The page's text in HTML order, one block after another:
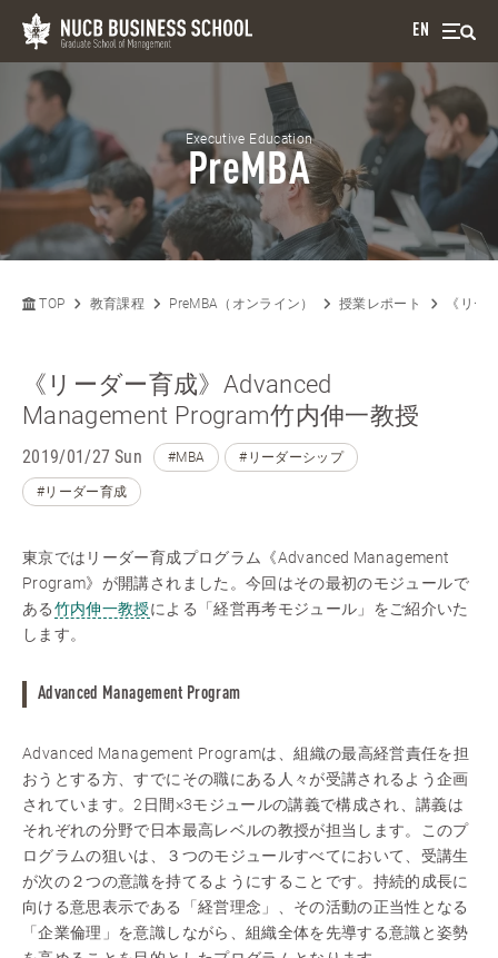
EN
Executive Education
PreMBA
TOP 教育課程 PreMBA（オンライン） 授業レポート 《リー
《リーダー育成》Advanced
Management Program竹内伸一教授
2019/01/27 Sun #MBA #リーダーシップ
#リーダー育成
東京ではリーダー育成プログラム《Advanced Management
Program》が開講されました。今回はその最初のモジュールで
ある竹内伸一教授による「経営再考モジュール」をご紹介いた
します。
Advanced Management Program
Advanced Management Programは、組織の最高経営責任を担
おうとする方、すでにその職にある人々が受講されるよう企画
されています。2日間×3モジュールの講義で構成され、講義は
それぞれの分野で日本最高レベルの教授が担当します。このプ
ログラムの狙いは、３つのモジュールすべてにおいて、受講生
が次の２つの意識を持てるようにすることです。持続的成長に
向ける意思表示である「経営理念」、その活動の正当性となる
「企業倫理」を意識しながら、組織全体を先導する意識と姿勢